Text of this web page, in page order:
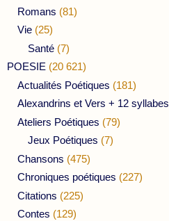
Romans (81)
Vie (25)
Santé (7)
POESIE (20 621)
Actualités Poétiques (181)
Alexandrins et Vers + 12 syllabes
Ateliers Poétiques (79)
Jeux Poétiques (7)
Chansons (475)
Chroniques poétiques (227)
Citations (225)
Contes (129)